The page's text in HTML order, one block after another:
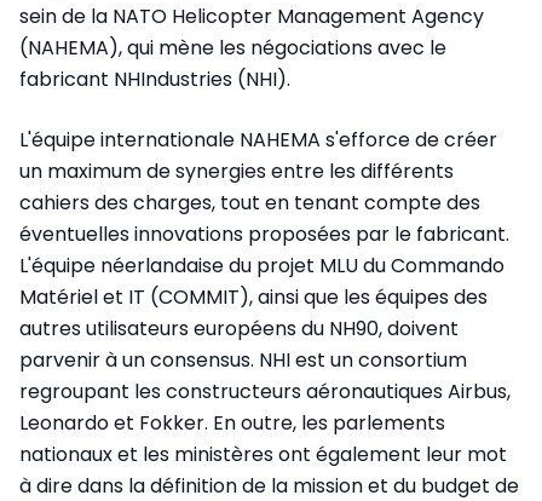
sein de la NATO Helicopter Management Agency
(NAHEMA), qui mène les négociations avec le
fabricant NHIndustries (NHI).
L'équipe internationale NAHEMA s'efforce de créer
un maximum de synergies entre les différents
cahiers des charges, tout en tenant compte des
éventuelles innovations proposées par le fabricant.
L'équipe néerlandaise du projet MLU du Commando
Matériel et IT (COMMIT), ainsi que les équipes des
autres utilisateurs européens du NH90, doivent
parvenir à un consensus. NHI est un consortium
regroupant les constructeurs aéronautiques Airbus,
Leonardo et Fokker. En outre, les parlements
nationaux et les ministères ont également leur mot
à dire dans la définition de la mission et du budget de